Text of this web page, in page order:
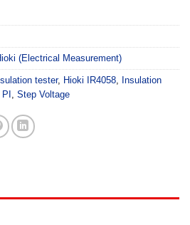
(Electrical Measurement)
tester, Hioki IR4058
Insulation
PI Step Voltage